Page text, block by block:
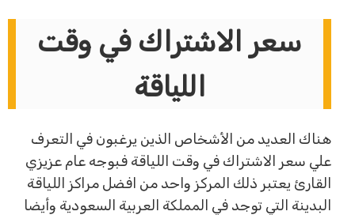
سعر الاشتراك في وقت
اللياقة
هناك العديد من الأشخاص الذين يرغبون في التعرف
علي سعر الاشتراك في وقت اللياقة فبوجه عام عزيزي
القارئ يعتبر ذلك المركز واحد من افضل مراكز اللياقة
البدينة التي توجد في المملكة العربية السعودية وأيضا